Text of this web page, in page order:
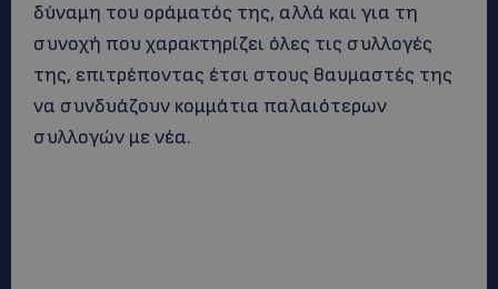
δύναμη του οράματός της, αλλά και για τη
συνοχή που χαρακτηρίζει όλες τις συλλογές
της, επιτρέποντας έτσι στους θαυμαστές της
να συνδυάζουν κομμάτια παλαιότερων
συλλογών με νέα.